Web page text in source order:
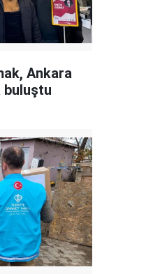
Ankara
buluştu